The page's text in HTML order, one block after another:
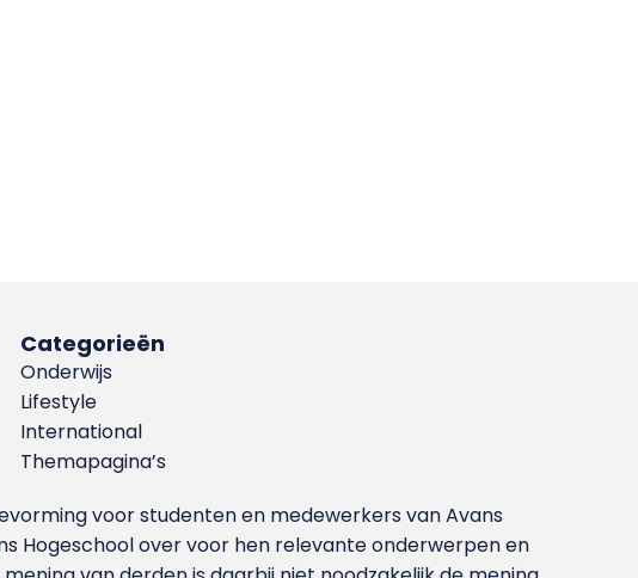
Categorieën
Onderwijs
Lifestyle
International
Themapagina’s
voor studenten en medewerkers van Avans
Hogeschool over voor hen relevante onderwerpen en